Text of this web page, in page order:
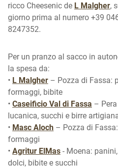
ricco Cheesenic de L Malgher,
giorno prima al numero +39
8247352.
Per un pranzo al sacco in
la spesa da:
• L Malgher – Pozza di Fassa:
formaggi, bibite
• Caseificio Val di Fassa –
lucanica, succhi e birre
• Masc Aloch – Pozza di
formaggi
• Agritur ElMas - Moena:
dolci, bibite e succhi